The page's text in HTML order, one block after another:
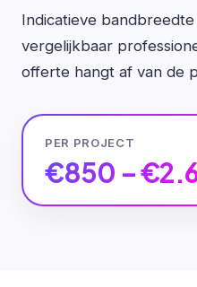
Indicatieve
vergelijkbaar
offerte hangt af van de
PER PROJECT
€850 –